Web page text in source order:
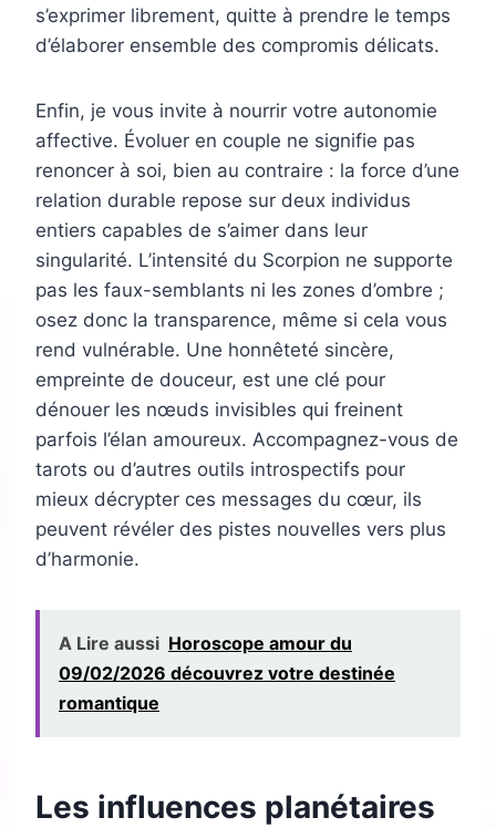
s’exprimer librement, quitte à prendre le temps
d’élaborer ensemble des compromis délicats.
Enfin, je vous invite à nourrir votre autonomie
affective. Évoluer en couple ne signifie pas
renoncer à soi, bien au contraire : la force d’une
relation durable repose sur deux individus
entiers capables de s’aimer dans leur
singularité. L’intensité du Scorpion ne supporte
pas les faux-semblants ni les zones d’ombre ;
osez donc la transparence, même si cela vous
rend vulnérable. Une honnêteté sincère,
empreinte de douceur, est une clé pour
dénouer les nœuds invisibles qui freinent
parfois l’élan amoureux. Accompagnez-vous de
tarots ou d’autres outils introspectifs pour
mieux décrypter ces messages du cœur, ils
peuvent révéler des pistes nouvelles vers plus
d’harmonie.
A Lire aussi Horoscope amour du
09/02/2026 découvrez votre destinée
romantique
Les influences planétaires